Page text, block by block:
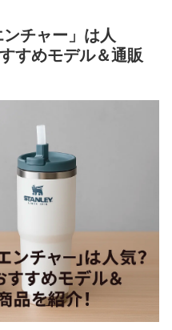
チャー」は人
すめモデル＆通販